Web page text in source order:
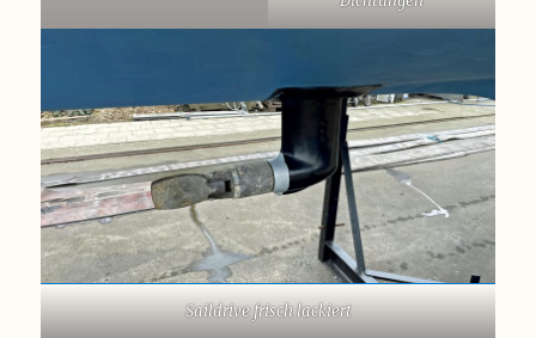
Saildrive frisch lackiert